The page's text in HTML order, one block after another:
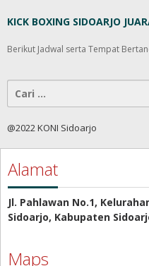
KICK BOXING SIDOARJO
Berikut Jadwal serta Tempat
Cari
@2022 KONI Sidoarjo
Alamat
Jl. Pahlawan No.1,
Sidoarjo, Kabupaten
Maps